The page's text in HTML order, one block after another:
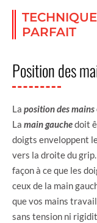
PARFAIT
Position des
La position des mains
La main gauchedoit
doigts enveloppent
vers la droite du grip.
façon à ce que les
ceux de la main
que vos mains
sans tension ni